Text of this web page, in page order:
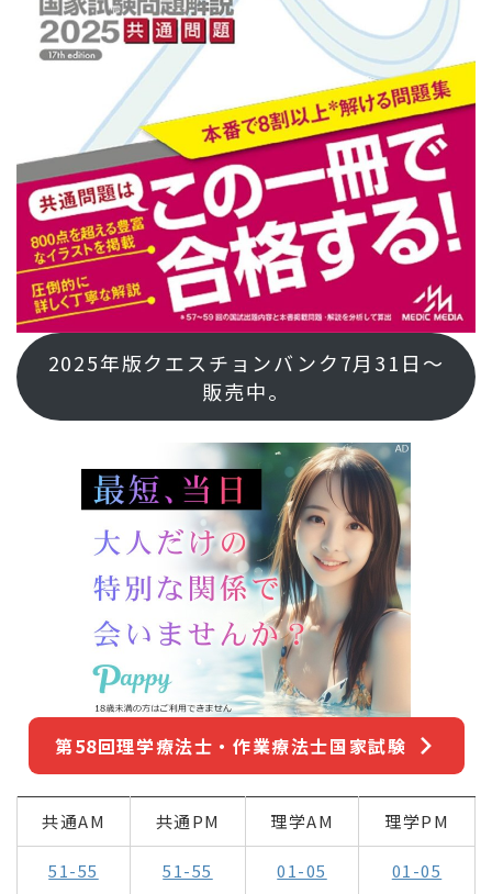
2025年版クエスチョンバンク7月31日～
販売中。
第58回理学療法士・作業療法士国家試験
共通AM 共通PM 理学AM 理学PM
51-55 51-55 01-05 01-05